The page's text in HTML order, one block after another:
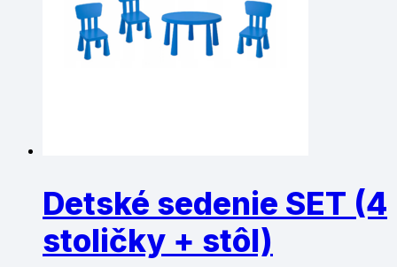
Detské sedenie SET (4
stoličky + stôl)